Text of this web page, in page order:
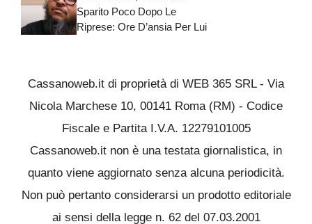
Sparito Poco Dopo Le
Riprese: Ore D’ansia Per Lui
Cassanoweb.it di proprietà di WEB 365 SRL - Via
Nicola Marchese 10, 00141 Roma (RM) - Codice
Fiscale e Partita I.V.A. 12279101005
Cassanoweb.it non è una testata giornalistica, in
quanto viene aggiornato senza alcuna periodicità.
Non può pertanto considerarsi un prodotto editoriale
ai sensi della legge n. 62 del 07.03.2001